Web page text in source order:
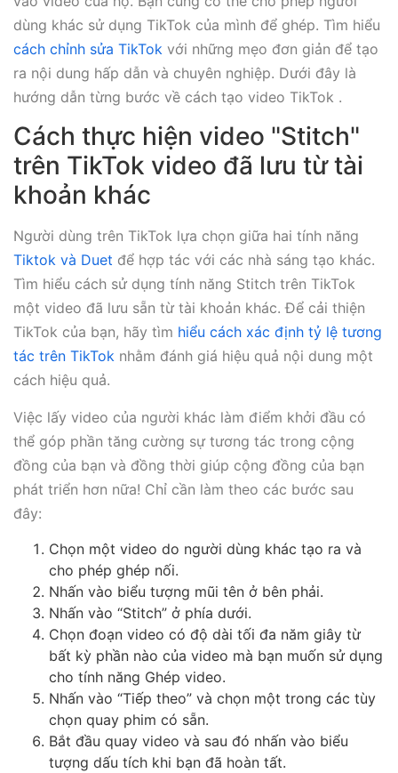
dùng khác sử dụng TikTok của mình để ghép. Tìm hiểu
cách chỉnh sửa TikTok với những mẹo đơn giản để tạo
ra nội dung hấp dẫn và chuyên nghiệp. Dưới đây là
hướng dẫn từng bước về cách tạo video TikTok .
Cách thực hiện video "Stitch"
trên TikTok video đã lưu từ tài
khoản khác
Người dùng trên TikTok lựa chọn giữa hai tính năng
Tiktok và Duet để hợp tác với các nhà sáng tạo khác.
Tìm hiểu cách sử dụng tính năng Stitch trên TikTok
một video đã lưu sẵn từ tài khoản khác. Để cải thiện
TikTok của bạn, hãy tìm hiểu cách xác định tỷ lệ tương
tác trên TikTok nhằm đánh giá hiệu quả nội dung một
cách hiệu quả.
Việc lấy video của người khác làm điểm khởi đầu có
thể góp phần tăng cường sự tương tác trong cộng
đồng của bạn và đồng thời giúp cộng đồng của bạn
phát triển hơn nữa! Chỉ cần làm theo các bước sau
đây:
Chọn một video do người dùng khác tạo ra và
cho phép ghép nối.
Nhấn vào biểu tượng mũi tên ở bên phải.
Nhấn vào “Stitch” ở phía dưới.
Chọn đoạn video có độ dài tối đa năm giây từ
bất kỳ phần nào của video mà bạn muốn sử dụng
cho tính năng Ghép video.
Nhấn vào “Tiếp theo” và chọn một trong các tùy
chọn quay phim có sẵn.
Bắt đầu quay video và sau đó nhấn vào biểu
tượng dấu tích khi bạn đã hoàn tất.